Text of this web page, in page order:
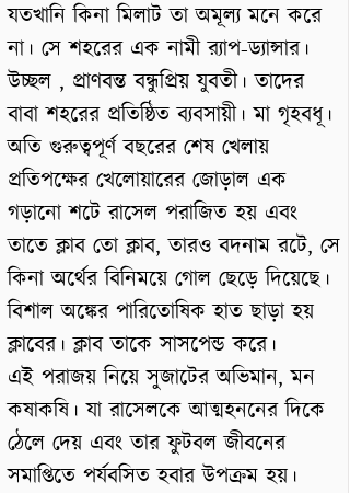
যতখানি কিনা মিলাট তা অমূল্য মনে করে
না। সে শহরের এক নামী র‍্যাপ-ড্যান্সার।
উচ্ছল , প্রাণবন্ত বন্ধুপ্রিয় যুবতী। তাদের
বাবা শহরের প্রতিষ্ঠিত ব্যবসায়ী। মা গৃহবধূ।
অতি গুরুত্বপূর্ণ বছরের শেষ খেলায়
প্রতিপক্ষের খেলোয়ারের জোড়াল এক
গড়ানো শটে রাসেল পরাজিত হয় এবং
তাতে ক্লাব তো ক্লাব, তারও বদনাম রটে, সে
কিনা অর্থের বিনিময়ে গোল ছেড়ে দিয়েছে।
বিশাল অঙ্কের পারিতোষিক হাত ছাড়া হয়
ক্লাবের। ক্লাব তাকে সাসপেন্ড করে।
এই পরাজয় নিয়ে সুজাটের অভিমান, মন
কষাকষি। যা রাসেলকে আত্মহননের দিকে
ঠেলে দেয় এবং তার ফুটবল জীবনের
সমাপ্তিতে পর্যবসিত হবার উপক্রম হয়।